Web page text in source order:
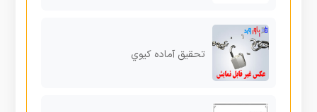
تحقیق آماده کیوي